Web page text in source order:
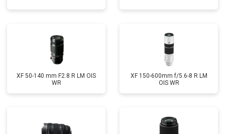
XF 50-140 mm F2.8 R LM OIS
WR
XF 150-600mm f/5.6-8 R LM
OIS WR